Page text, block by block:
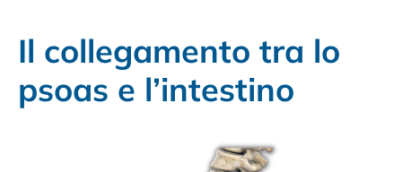
Il collegamento tra lo
psoas e l’intestino